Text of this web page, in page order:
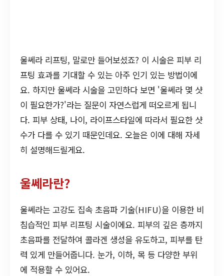
울쎄라 리프팅, 말로만 들어보셨죠? 이 시술은 피부 리
프팅 효과를 기대할 수 있는 아주 인기 있는 방법이에
요. 하지만 울쎄라 시술을 고민하다 보면 '울쎄라 몇 샷
이 필요한가?'라는 질문이 자연스럽게 떠오르게 됩니
다. 피부 상태, 나이, 라이프스타일에 따라서 필요한 샷
수가 다를 수 있기 때문인데요. 오늘은 이에 대해 자세
히 설명해드릴게요.
울쎄라란?
울쎄라는 고강도 집속 초음파 기술(HIFU)을 이용한 비
침습적인 피부 리프팅 시술이에요. 피부의 깊은 층까지
초음파를 전달하여 콜라겐 생성을 유도하고, 피부를 탄
력 있게 만들어줍니다. 눈가, 이하, 목 등 다양한 부위
에 적용할 수 있어요.